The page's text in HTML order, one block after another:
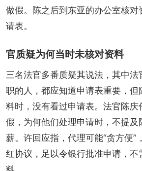
做假。陈之后到东亚的办公室核对
请表。
官质疑为何当时未核对资料
三名法官多番质疑其说法，其中
职的人，都应知道申请表重要，但
料时，没有看过申请表。法官陈庆
假，为何他们处理申请时，不提及
薪。许回应指，代理可能“贪方便”
红协议，足以令银行批准申请，不